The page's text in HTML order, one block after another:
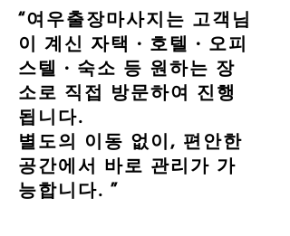
“여우출장마사지는 고객님
이 계신 자택 · 호텔 · 오피
스텔 · 숙소 등 원하는 장
소로 직접 방문하여 진행
됩니다.
별도의 이동 없이, 편안한
공간에서 바로 관리가 가
능합니다. ”